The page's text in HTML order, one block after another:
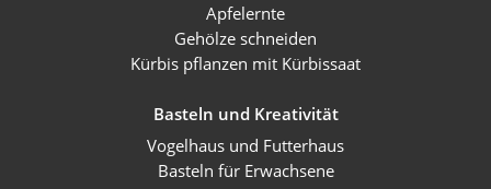
Apfelernte
Gehölze schneiden
Kürbis pflanzen mit Kürbissaat
Basteln und Kreativität
Vogelhaus und Futterhaus
Basteln für Erwachsene